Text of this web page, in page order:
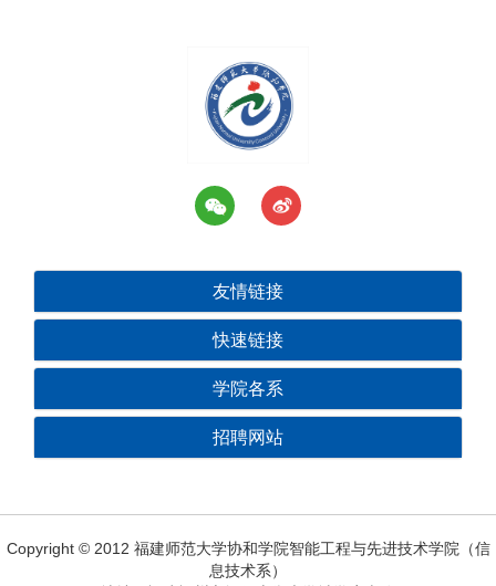
友情链接
快速链接
学院各系
招聘网站
Copyright © 2012 福建师范大学协和学院智能工程与先进技术学院（信
息技术系）